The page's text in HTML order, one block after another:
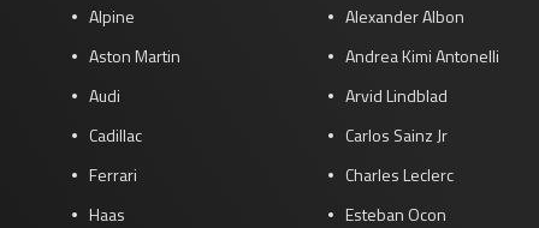
Alpine
Aston Martin
Audi
Cadillac
Ferrari
Haas
Alexander Albon
Andrea Kimi Antonelli
Arvid Lindblad
Carlos Sainz Jr
Charles Leclerc
Esteban Ocon